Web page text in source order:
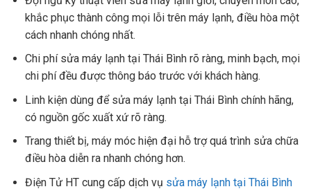
khắc phục thành công mọi lỗi trên máy lạnh, điều hòa một
cách nhanh chóng nhất.
Chi phí sửa máy lạnh tại Thái Bình rõ ràng, minh bạch, mọi
chi phí đều được thông báo trước với khách hàng.
Linh kiện dùng để sửa máy lạnh tại Thái Bình chính hãng,
có nguồn gốc xuất xứ rõ ràng.
Trang thiết bị, máy móc hiện đại hỗ trợ quá trình sửa chữa
điều hòa diễn ra nhanh chóng hơn.
Điện Tử HT cung cấp dịch vụ sửa máy lạnh tại Thái Bình